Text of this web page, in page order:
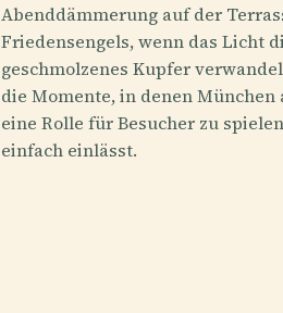
Abenddämmerung auf der
Friedensengels, wenn das Licht
geschmolzenes Kupfer
die Momente, in denen München
eine Rolle für Besucher zu
einfach einlässt.